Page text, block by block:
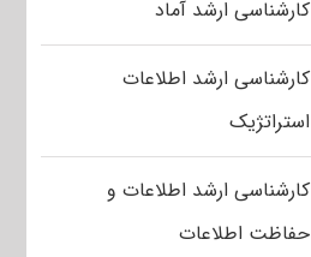
کارشناسی ارشد آماد
کارشناسی ارشد اطلاعات
استراتژیک
کارشناسی ارشد اطلاعات و
حفاظت اطلاعات